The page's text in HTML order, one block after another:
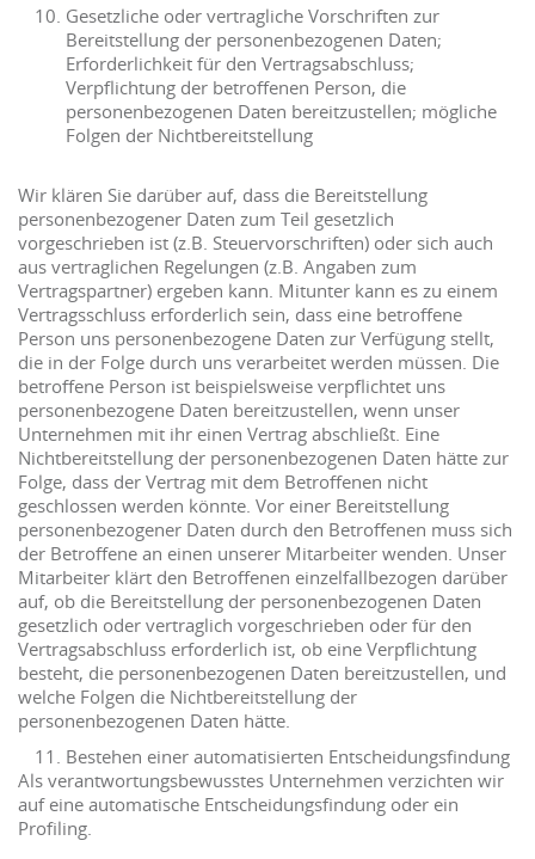
Gesetzliche oder vertragliche Vorschriften zur
Bereitstellung der personenbezogenen Daten;
Erforderlichkeit für den Vertragsabschluss;
Verpflichtung der betroffenen Person, die
personenbezogenen Daten bereitzustellen; mögliche
Folgen der Nichtbereitstellung
Wir klären Sie darüber auf, dass die Bereitstellung
personenbezogener Daten zum Teil gesetzlich
vorgeschrieben ist (z.B. Steuervorschriften) oder sich auch
aus vertraglichen Regelungen (z.B. Angaben zum
Vertragspartner) ergeben kann. Mitunter kann es zu einem
Vertragsschluss erforderlich sein, dass eine betroffene
Person uns personenbezogene Daten zur Verfügung stellt,
die in der Folge durch uns verarbeitet werden müssen. Die
betroffene Person ist beispielsweise verpflichtet uns
personenbezogene Daten bereitzustellen, wenn unser
Unternehmen mit ihr einen Vertrag abschließt. Eine
Nichtbereitstellung der personenbezogenen Daten hätte zur
Folge, dass der Vertrag mit dem Betroffenen nicht
geschlossen werden könnte. Vor einer Bereitstellung
personenbezogener Daten durch den Betroffenen muss sich
der Betroffene an einen unserer Mitarbeiter wenden. Unser
Mitarbeiter klärt den Betroffenen einzelfallbezogen darüber
auf, ob die Bereitstellung der personenbezogenen Daten
gesetzlich oder vertraglich vorgeschrieben oder für den
Vertragsabschluss erforderlich ist, ob eine Verpflichtung
besteht, die personenbezogenen Daten bereitzustellen, und
welche Folgen die Nichtbereitstellung der
personenbezogenen Daten hätte.
Bestehen einer automatisierten Entscheidungsfindung
Als verantwortungsbewusstes Unternehmen verzichten wir
auf eine automatische Entscheidungsfindung oder ein
Profiling.